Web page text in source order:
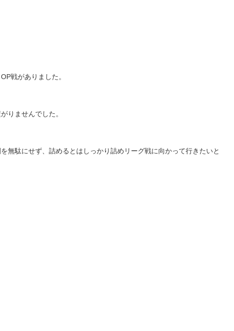
戦がありました。
りませんでした。
無駄にせず、詰めるとはしっかり詰めリーグ戦に向かって行きたいと